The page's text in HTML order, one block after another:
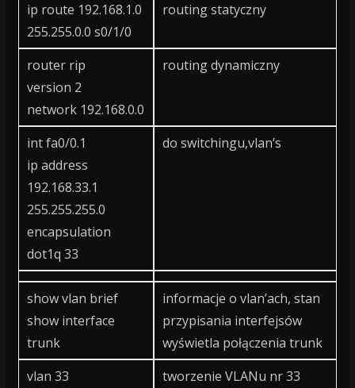
ip route 192.168.1.0
255.255.0.0 s0/1/0
routing statyczny
router rip
version 2
network 192.168.0.0
routing dynamiczny
int fa0/0.1
ip address
192.168.33.1
255.255.255.0
encapsulation
dot1q 33
do switchingu,vlan’s
show vlan brief
show interface
trunk
informacje o vlan’ach, stan
przypisania interfejsów
wyświetla połączenia trunk
vlan 33
tworzenie VLANu nr 33